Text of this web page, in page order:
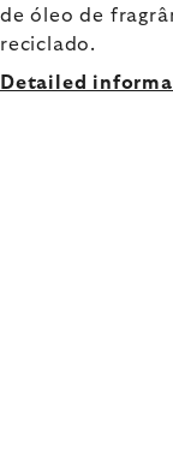
de óleo de
reciclado.
Detailed